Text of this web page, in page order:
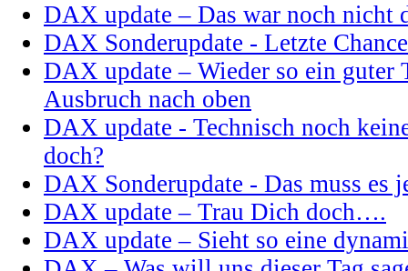
DAX update – Das war noch nicht
DAX Sonderupdate - Letzte Chance
DAX update – Wieder so ein guter
Ausbruch nach oben
DAX update - Technisch noch
doch?
DAX Sonderupdate - Das muss es
DAX update – Trau Dich doch….
DAX update – Sieht so eine